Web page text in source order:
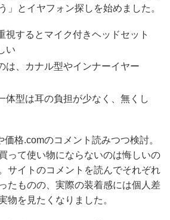
」とイヤフォン探しを始めました。
視するとマイク付きヘッドセット
い
は、カナル型やインナーイヤー
体型は耳の負担が少なく、無くし
格.comのコメント読みつつ検討。
って使い物にならないのは悔しいの
サイトのコメントを読んでそれぞれ
たものの、実際の装着感には個人差
物を見たくなりました。